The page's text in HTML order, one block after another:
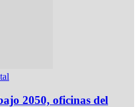
2050, oficinas del